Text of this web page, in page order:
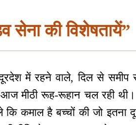
सेना की विशेषतायें”
में रहने वाले, दिल से समीप
मीठी रूह-रूहान चल रही थी।
कि कमाल है बच्चों की जो इतना